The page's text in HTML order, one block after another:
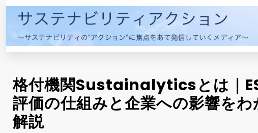
コ
ン
格付機関Sustainalyticsとは｜
評価の仕組みと企業への影響をわ
解説